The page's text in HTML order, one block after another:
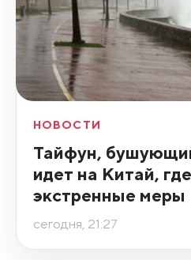
НОВОСТИ
Тайфун,
идет на Китай,
экстренные меры
сегодня, 21:27